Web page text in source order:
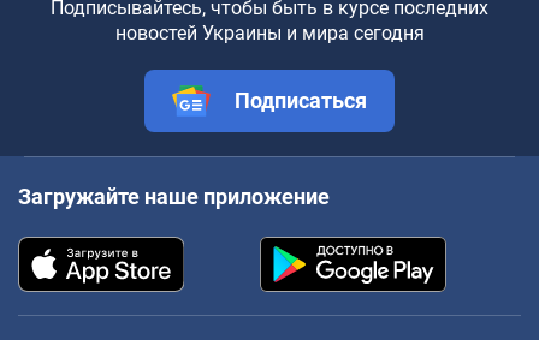
Подписывайтесь, чтобы быть в курсе последних
новостей Украины и мира сегодня
Подписаться
Загружайте наше приложение